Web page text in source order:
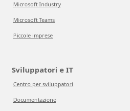
Microsoft Industry
Microsoft Teams
Piccole imprese
Sviluppatori e IT
Centro per sviluppatori
Documentazione